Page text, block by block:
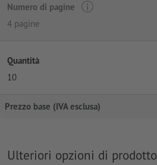
Numero di pagine
4 pagine
Quantità
10
Prezzo base (IVA esclusa)
Ulteriori opzioni di prodotto